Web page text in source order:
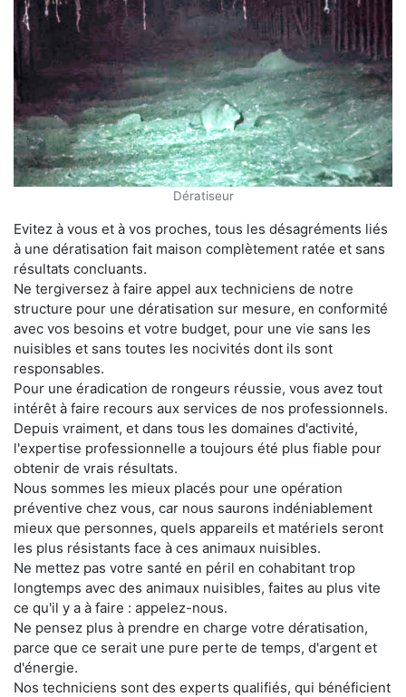
Dératiseur
Evitez à vous et à vos proches, tous les désagréments liés
à une dératisation fait maison complètement ratée et sans
résultats concluants.
Ne tergiversez à faire appel aux techniciens de notre
structure pour une dératisation sur mesure, en conformité
avec vos besoins et votre budget, pour une vie sans les
nuisibles et sans toutes les nocivités dont ils sont
responsables.
Pour une éradication de rongeurs réussie, vous avez tout
intérêt à faire recours aux services de nos professionnels.
Depuis vraiment, et dans tous les domaines d'activité,
l'expertise professionnelle a toujours été plus fiable pour
obtenir de vrais résultats.
Nous sommes les mieux placés pour une opération
préventive chez vous, car nous saurons indéniablement
mieux que personnes, quels appareils et matériels seront
les plus résistants face à ces animaux nuisibles.
Ne mettez pas votre santé en péril en cohabitant trop
longtemps avec des animaux nuisibles, faites au plus vite
ce qu'il y a à faire : appelez-nous.
Ne pensez plus à prendre en charge votre dératisation,
parce que ce serait une pure perte de temps, d'argent et
d'énergie.
Nos techniciens sont des experts qualifiés, qui bénéficient